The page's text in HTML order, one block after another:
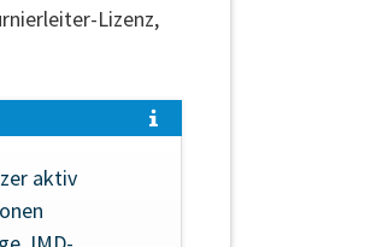
Lizenz,
aktiv